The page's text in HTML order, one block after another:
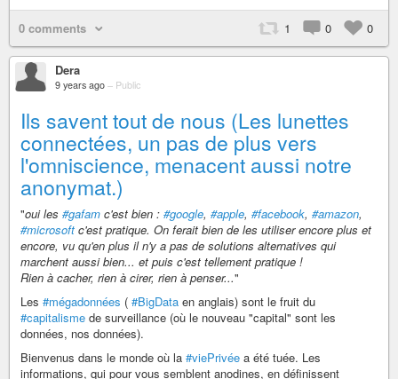
0 comments 1 0 0
Dera
9 years ago – Public
Ils savent tout de nous (Les lunettes
connectées, un pas de plus vers
l'omniscience, menacent aussi notre
anonymat.)
"oui les #gafam c'est bien : #google, #apple, #facebook, #amazon,
#microsoft c'est pratique. On ferait bien de les utiliser encore plus et
encore, vu qu'en plus il n'y a pas de solutions alternatives qui
marchent aussi bien... et puis c'est tellement pratique !
Rien à cacher, rien à cirer, rien à penser..."
Les #mégadonnées ( #BigData en anglais) sont le fruit du
#capitalisme de surveillance (où le nouveau "capital" sont les
données, nos données).
Bienvenus dans le monde où la #viePrivée a été tuée. Les
informations, qui pour vous semblent anodines, en définissent